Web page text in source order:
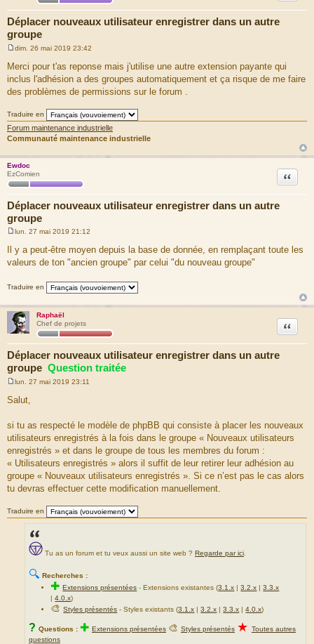
Déplacer nouveaux utilisateur enregistrer dans un autre
groupe
s
s
g
dim. 26 mai 2019 23:42
Merci pour t'as reponse mais j'utilise une autre extension payante qui
inclus l'adhésion a des groupes automatiquement et ça risque de me faire
des problèmes de permissions sur le forum .
Traduire en
Forum maintenance industrielle
Communauté maintenance industrielle
Ewdoc
EzComien
Déplacer nouveaux utilisateur enregistrer dans un autre
groupe
Citation
e
s
s
e
lun. 27 mai 2019 21:12
Il y a peut-être moyen depuis la base de donnée, en remplaçant toute les
valeurs de ton "ancien groupe" par celui "du nouveau groupe"
Traduire en
Raphaël
Chef de projets
Déplacer nouveaux utilisateur enregistrer dans un autre
groupe Question traitée
Citation
e
s
a
g
e
lun. 27 mai 2019 23:11
Salut,
si tu as respecté le modèle de phpBB qui consiste à placer les nouveaux
utilisateurs enregistrés à la fois dans le groupe « Nouveaux utilisateurs
enregistrés » et dans le groupe de tous les membres du forum :
« Utilisateurs enregistrés » alors il suffit de leur retirer leur adhésion au
groupe « Nouveaux utilisateurs enregistrés ». Si ce n’est pas le cas alors
tu devras effectuer cette modification manuellement.
Traduire en
Tu as un forum et tu veux aussi un site web ? Regarde par ici
🔍 Recherches :
✚Extensions présentées -Extensions existantes (3.1.x |3.2.x |3.3.x
|4.0.x)
🎨Styles présentés - Styles existants (3.1.x |3.2.x |3.3.x |4.0.x)
? Questions : ✚ Extensions présentées 🎨 Styles présentés ★ Toutes autres
questions